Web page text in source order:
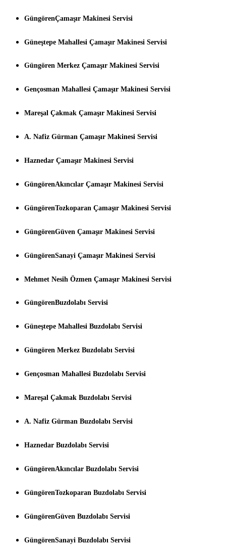
GüngörenÇamaşır Makinesi Servisi
Güneştepe Mahallesi Çamaşır Makinesi Servisi
Güngören Merkez Çamaşır Makinesi Servisi
Gençosman Mahallesi Çamaşır Makinesi Servisi
Mareşal Çakmak Çamaşır Makinesi Servisi
A. Nafiz Gürman Çamaşır Makinesi Servisi
Haznedar Çamaşır Makinesi Servisi
GüngörenAkıncılar Çamaşır Makinesi Servisi
GüngörenTozkoparan Çamaşır Makinesi Servisi
GüngörenGüven Çamaşır Makinesi Servisi
GüngörenSanayi Çamaşır Makinesi Servisi
Mehmet Nesih Özmen Çamaşır Makinesi Servisi
GüngörenBuzdolabı Servisi
Güneştepe Mahallesi Buzdolabı Servisi
Güngören Merkez Buzdolabı Servisi
Gençosman Mahallesi Buzdolabı Servisi
Mareşal Çakmak Buzdolabı Servisi
A. Nafiz Gürman Buzdolabı Servisi
Haznedar Buzdolabı Servisi
GüngörenAkıncılar Buzdolabı Servisi
GüngörenTozkoparan Buzdolabı Servisi
GüngörenGüven Buzdolabı Servisi
GüngörenSanayi Buzdolabı Servisi